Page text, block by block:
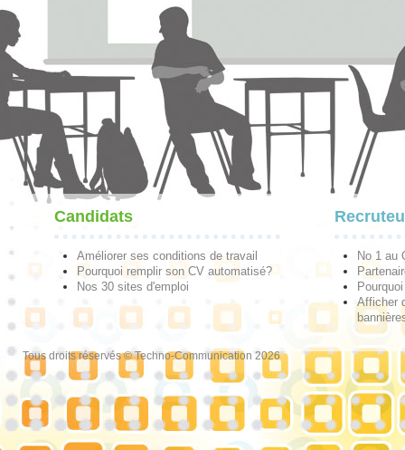
Candidats
Améliorer ses conditions de travail
Pourquoi remplir son CV automatisé?
Nos 30 sites d'emploi
No 1 au
Afficher
Tous droits réservés © Techno-Communication 2026